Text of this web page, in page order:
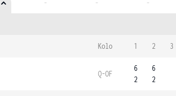
- - -
Kolo 1 2 3
Q-OF
6
2
6
2